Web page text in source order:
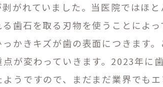
がれていました。当医院ではほと
歯石を取る刃物を使うことによ
かきキズが歯の表面につきます
が変わっていきます。2023年に
うですので、まだまだ業界でも